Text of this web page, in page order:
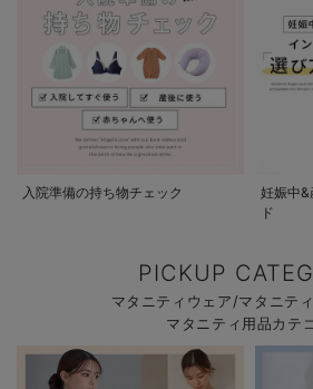
入院準備の持ち物チェック
妊娠中&
ド
PICKUP
マタニティウェア/マタニテ
マタニティ用品カテ